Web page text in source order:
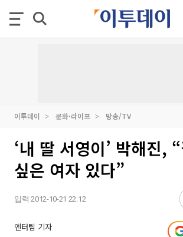
이투데이 문화·라이프 방송/TV
‘내 딸 서영이’ 박해진,
싶은 여자 있다”
입력 2012-10-21 22:12
엔터팀 기자